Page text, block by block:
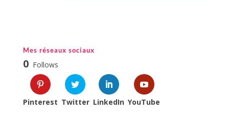
Mes réseaux sociaux
0 Follows
Pinterest Twitter LinkedIn YouTube